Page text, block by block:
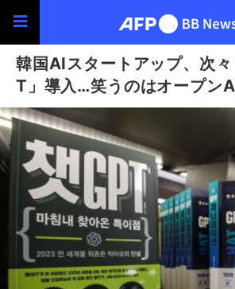
韓国AIスタートアップ、次
T」導入…笑うのはオープン